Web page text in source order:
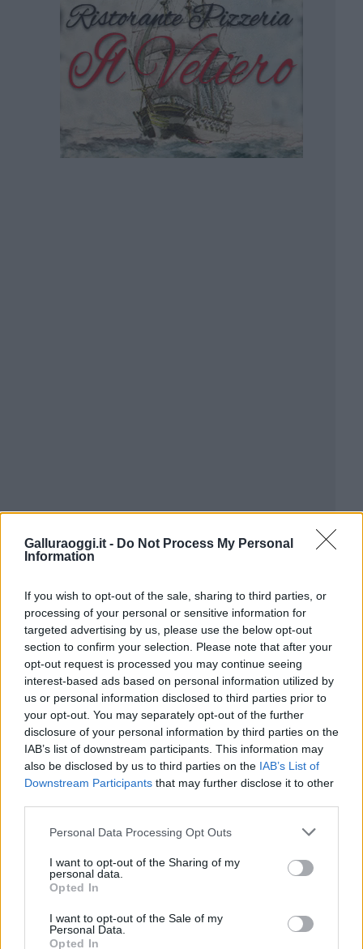
Galluraoggi.it - Do Not Process My Personal
Information
If you wish to opt-out of the sale, sharing to third parties, or
processing of your personal or sensitive information for
targeted advertising by us, please use the below opt-out
section to confirm your selection. Please note that after your
opt-out request is processed you may continue seeing
interest-based ads based on personal information utilized by
us or personal information disclosed to third parties prior to
your opt-out. You may separately opt-out of the further
disclosure of your personal information by third parties on the
IAB’s list of downstream participants. This information may
also be disclosed by us to third parties on the IAB’s List of
Downstream Participants that may further disclose it to other
Please note that this website/app uses one or more Google
not limited to your visit or usage behaviour. You may click to
grant or deny consent to Google and its third-party tags to
use your data for below specified purposes in below Google
consent section.
Personal Data Processing Opt Outs
I want to opt-out of the Sharing of my
personal data.
Opted In
I want to opt-out of the Sale of my
Personal Data.
Opted In